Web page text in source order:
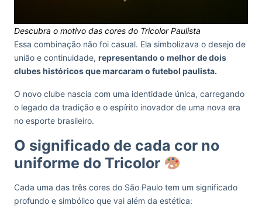
Descubra o motivo das cores do Tricolor Paulista
Essa combinação não foi casual. Ela simbolizava o desejo de
união e continuidade, representando o melhor de dois
clubes históricos que marcaram o futebol paulista.
O novo clube nascia com uma identidade única, carregando
o legado da tradição e o espírito inovador de uma nova era
no esporte brasileiro.
O significado de cada cor no
uniforme do Tricolor
Cada uma das três cores do São Paulo tem um significado
profundo e simbólico que vai além da estética: